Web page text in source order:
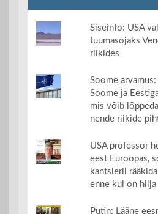
Siseinfo: USA
tuumasõjaks
riikides
Soome
Soome ja
mis võib
nende riikide
USA professor
eest Euroopas,
kantsleril
enne kui on hilja
Putin: Lääne